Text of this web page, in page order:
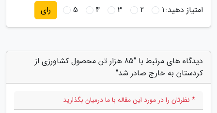
امتیاز دهید:1
2
3
4
5 رای
دیدگاه های مرتبط با "85 هزار تن محصول کشاورزی از
کردستان به خارج صادر شد"
* نظرتان را در مورد این مقاله با ما درمیان بگذارید